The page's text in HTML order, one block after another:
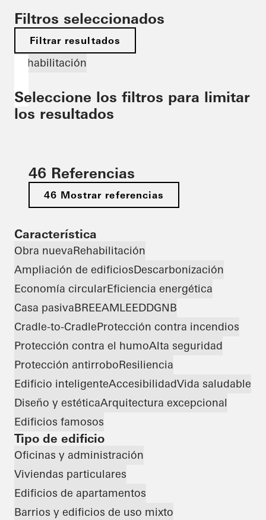
Filtros seleccionados
Filtrar resultados
Rehabilitación
Seleccione los filtros para limitar
los resultados
46 Referencias
46 Mostrar referencias
Característica
Obra nuevaRehabilitación
Ampliación de edificiosDescarbonización
Economía circularEficiencia energética
Casa pasivaBREEAMLEEDDGNB
Cradle-to-CradleProtección contra incendios
Protección contra el humoAlta seguridad
Protección antirroboResiliencia
Edificio inteligenteAccesibilidadVida saludable
Diseño y estéticaArquitectura excepcional
Edificios famosos
Tipo de edificio
Oficinas y administración
Viviendas particulares
Edificios de apartamentos
Barrios y edificios de uso mixto